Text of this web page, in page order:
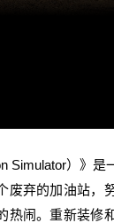
Simulator）》
废弃的加油站，
热闹。重新装修